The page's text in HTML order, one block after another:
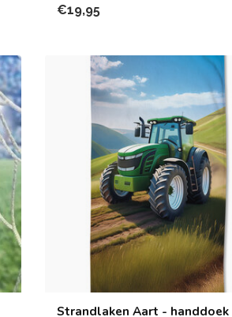
€19,95
Strandlaken Aart - handdoek